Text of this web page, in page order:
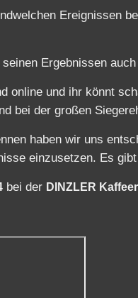
Ergebnissen auch
online und ihr könnt
bei der großen
haben wir uns
einzusetzen. Es
bei der